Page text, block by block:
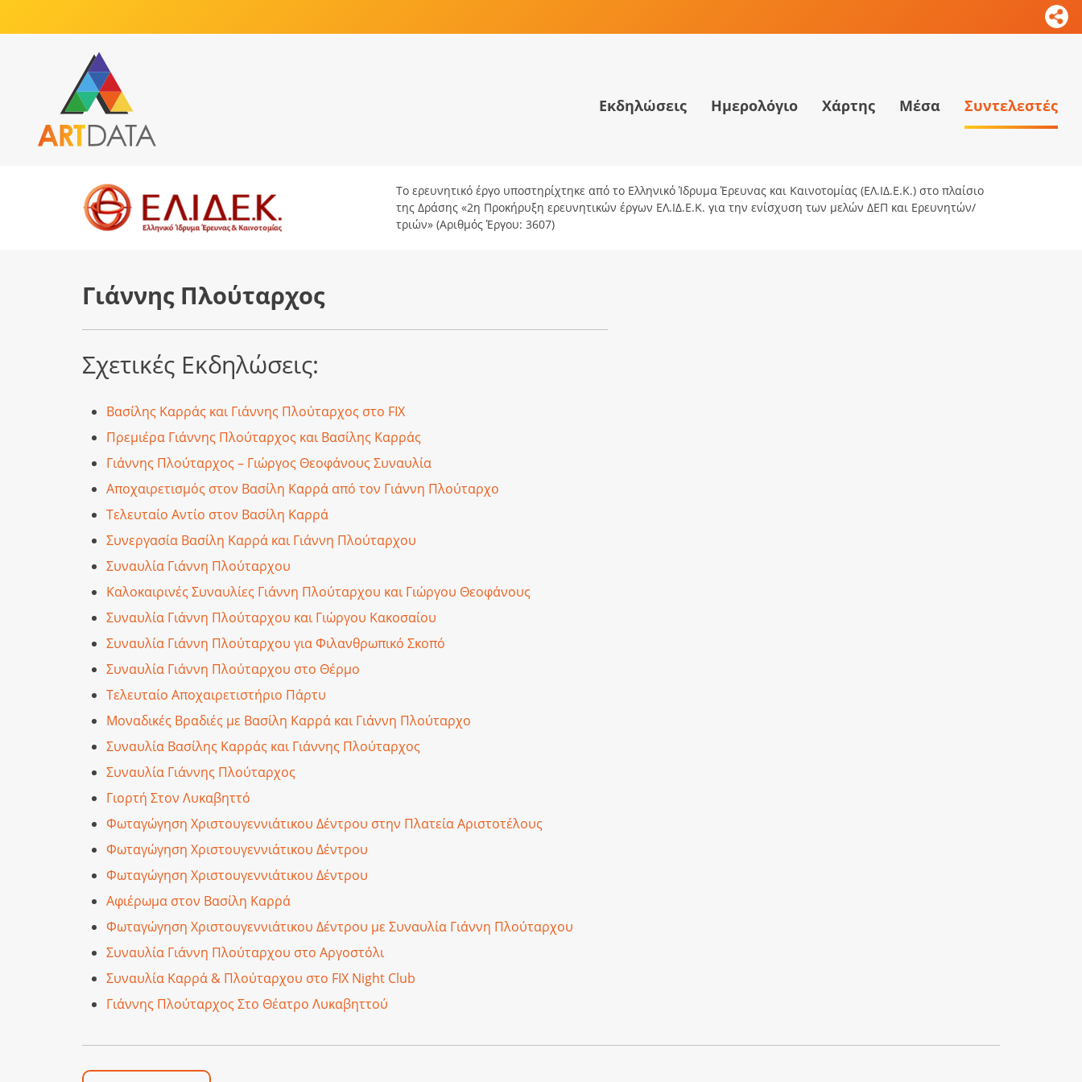
Εκδηλώσεις Ημερολόγιο Χάρτης Μέσα Συντελεστές
Το ερευνητικό έργο υποστηρίχτηκε από το Ελληνικό Ίδρυμα Έρευνας και Καινοτομίας (ΕΛ.ΙΔ.Ε.Κ.) στο πλαίσιο
της Δράσης «2η Προκήρυξη ερευνητικών έργων ΕΛ.ΙΔ.Ε.Κ. για την ενίσχυση των μελών ΔΕΠ και Ερευνητών/
τριών» (Αριθμός Έργου: 3607)
Γιάννης Πλούταρχος
Σχετικές Εκδηλώσεις:
Βασίλης Καρράς και Γιάννης Πλούταρχος στο FIX
Πρεμιέρα Γιάννης Πλούταρχος και Βασίλης Καρράς
Γιάννης Πλούταρχος – Γιώργος Θεοφάνους Συναυλία
Αποχαιρετισμός στον Βασίλη Καρρά από τον Γιάννη Πλούταρχο
Τελευταίο Αντίο στον Βασίλη Καρρά
Συνεργασία Βασίλη Καρρά και Γιάννη Πλούταρχου
Συναυλία Γιάννη Πλούταρχου
Καλοκαιρινές Συναυλίες Γιάννη Πλούταρχου και Γιώργου Θεοφάνους
Συναυλία Γιάννη Πλούταρχου και Γιώργου Κακοσαίου
Συναυλία Γιάννη Πλούταρχου για Φιλανθρωπικό Σκοπό
Συναυλία Γιάννη Πλούταρχου στο Θέρμο
Τελευταίο Αποχαιρετιστήριο Πάρτυ
Μοναδικές Βραδιές με Βασίλη Καρρά και Γιάννη Πλούταρχο
Συναυλία Βασίλης Καρράς και Γιάννης Πλούταρχος
Συναυλία Γιάννης Πλούταρχος
Γιορτή Στον Λυκαβηττό
Φωταγώγηση Χριστουγεννιάτικου Δέντρου στην Πλατεία Αριστοτέλους
Φωταγώγηση Χριστουγεννιάτικου Δέντρου
Φωταγώγηση Χριστουγεννιάτικου Δέντρου
Αφιέρωμα στον Βασίλη Καρρά
Φωταγώγηση Χριστουγεννιάτικου Δέντρου με Συναυλία Γιάννη Πλούταρχου
Συναυλία Γιάννη Πλούταρχου στο Αργοστόλι
Συναυλία Καρρά & Πλούταρχου στο FIX Night Club
Γιάννης Πλούταρχος Στο Θέατρο Λυκαβηττού